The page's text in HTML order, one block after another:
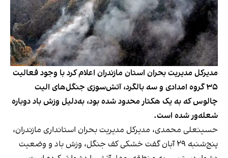
مدیرکل مدیریت بحران استان مازندران اعلام کرد با وجود فعالیت
۳۵ گروه امدادی و سه بالگرد، آتش‌سوزی جنگل‌های الیت
چالوس که به یک هکتار محدود شده بود، به‌دلیل وزش باد دوباره
شعله‌ور شده است.
حسینعلی محمدی، مدیرکل مدیریت بحران استانداری مازندران،
پنج‌شنبه ۲۹ آبان گفت خشکی کف جنگل، وزش باد و وضعیت